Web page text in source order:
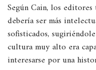
Según Cain, los
debería ser más
sofisticados,
cultura muy alto era
interesarse por una